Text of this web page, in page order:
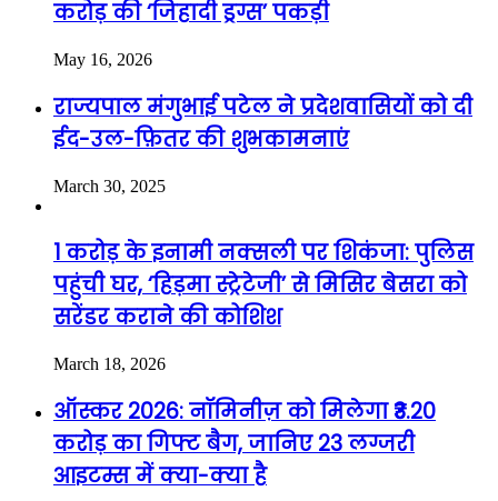
करोड़ की ‘जिहादी ड्रग्स’ पकड़ी
May 16, 2026
राज्यपाल मंगुभाई पटेल ने प्रदेशवासियों को दी
ईद-उल-फ़ितर की शुभकामनाएं
March 30, 2025
1 करोड़ के इनामी नक्सली पर शिकंजा: पुलिस
पहुंची घर, ‘हिड़मा स्ट्रेटेजी’ से मिसिर बेसरा को
सरेंडर कराने की कोशिश
March 18, 2026
ऑस्कर 2026: नॉमिनीज़ को मिलेगा ₹3.20
करोड़ का गिफ्ट बैग, जानिए 23 लग्जरी
आइटम्स में क्या-क्या है